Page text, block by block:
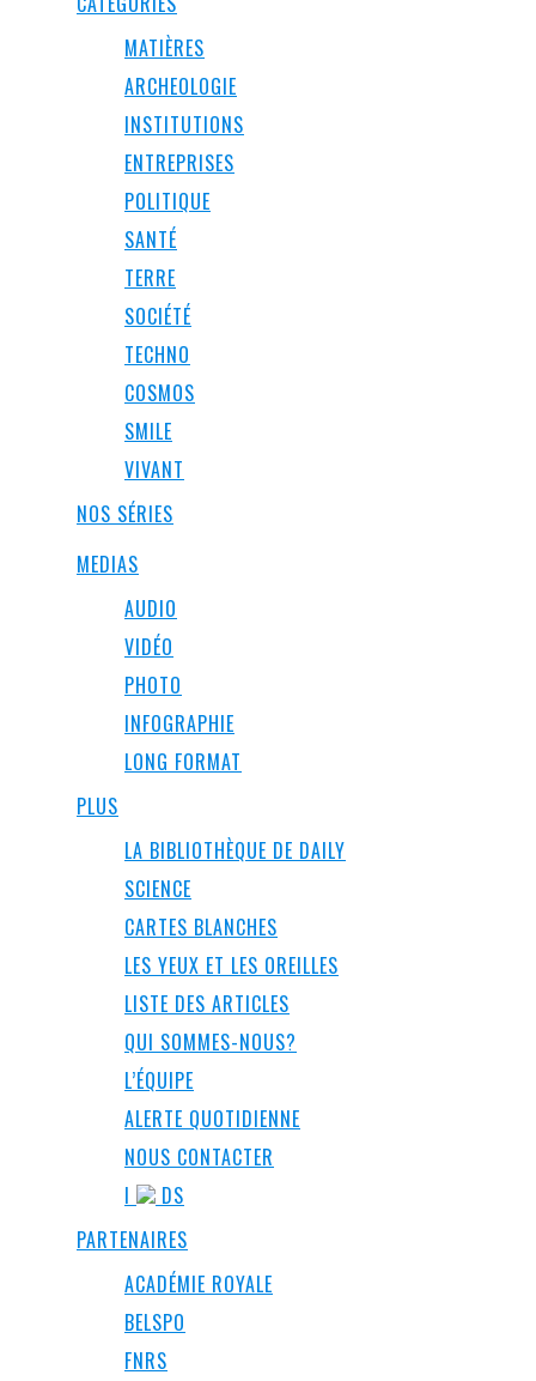
MATIÈRES
ARCHEOLOGIE
INSTITUTIONS
ENTREPRISES
POLITIQUE
SANTÉ
TERRE
SOCIÉTÉ
TECHNO
COSMOS
SMILE
VIVANT
NOS SÉRIES
MEDIAS
AUDIO
VIDÉO
PHOTO
INFOGRAPHIE
LONG FORMAT
PLUS
LA BIBLIOTHÈQUE DE DAILY
SCIENCE
CARTES BLANCHES
LES YEUX ET LES OREILLES
LISTE DES ARTICLES
QUI SOMMES-NOUS?
L’ÉQUIPE
ALERTE QUOTIDIENNE
NOUS CONTACTER
I
DS
PARTENAIRES
ACADÉMIE ROYALE
BELSPO
FNRS